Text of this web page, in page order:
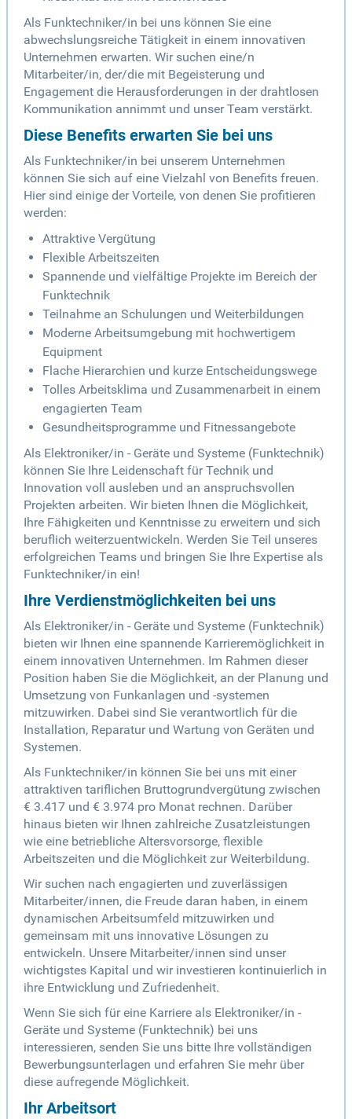
Als Funktechniker/in bei uns können Sie eine
abwechslungsreiche Tätigkeit in einem innovativen
Unternehmen erwarten. Wir suchen eine/n
Mitarbeiter/in, der/die mit Begeisterung und
Engagement die Herausforderungen in der drahtlosen
Kommunikation annimmt und unser Team verstärkt.
Diese Benefits erwarten Sie bei uns
Als Funktechniker/in bei unserem Unternehmen
können Sie sich auf eine Vielzahl von Benefits freuen.
Hier sind einige der Vorteile, von denen Sie profitieren
werden:
Attraktive Vergütung
Flexible Arbeitszeiten
Spannende und vielfältige Projekte im Bereich der
Funktechnik
Teilnahme an Schulungen und Weiterbildungen
Moderne Arbeitsumgebung mit hochwertigem
Equipment
Flache Hierarchien und kurze Entscheidungswege
Tolles Arbeitsklima und Zusammenarbeit in einem
engagierten Team
Gesundheitsprogramme und Fitnessangebote
Als Elektroniker/in - Geräte und Systeme (Funktechnik)
können Sie Ihre Leidenschaft für Technik und
Innovation voll ausleben und an anspruchsvollen
Projekten arbeiten. Wir bieten Ihnen die Möglichkeit,
Ihre Fähigkeiten und Kenntnisse zu erweitern und sich
beruflich weiterzuentwickeln. Werden Sie Teil unseres
erfolgreichen Teams und bringen Sie Ihre Expertise als
Funktechniker/in ein!
Ihre Verdienstmöglichkeiten bei uns
Als Elektroniker/in - Geräte und Systeme (Funktechnik)
bieten wir Ihnen eine spannende Karrieremöglichkeit in
einem innovativen Unternehmen. Im Rahmen dieser
Position haben Sie die Möglichkeit, an der Planung und
Umsetzung von Funkanlagen und -systemen
mitzuwirken. Dabei sind Sie verantwortlich für die
Installation, Reparatur und Wartung von Geräten und
Systemen.
Als Funktechniker/in können Sie bei uns mit einer
attraktiven tariflichen Bruttogrundvergütung zwischen
€ 3.417 und € 3.974 pro Monat rechnen. Darüber
hinaus bieten wir Ihnen zahlreiche Zusatzleistungen
wie eine betriebliche Altersvorsorge, flexible
Arbeitszeiten und die Möglichkeit zur Weiterbildung.
Wir suchen nach engagierten und zuverlässigen
Mitarbeiter/innen, die Freude daran haben, in einem
dynamischen Arbeitsumfeld mitzuwirken und
gemeinsam mit uns innovative Lösungen zu
entwickeln. Unsere Mitarbeiter/innen sind unser
wichtigstes Kapital und wir investieren kontinuierlich in
ihre Entwicklung und Zufriedenheit.
Wenn Sie sich für eine Karriere als Elektroniker/in -
Geräte und Systeme (Funktechnik) bei uns
interessieren, senden Sie uns bitte Ihre vollständigen
Bewerbungsunterlagen und erfahren Sie mehr über
diese aufregende Möglichkeit.
Ihr Arbeitsort